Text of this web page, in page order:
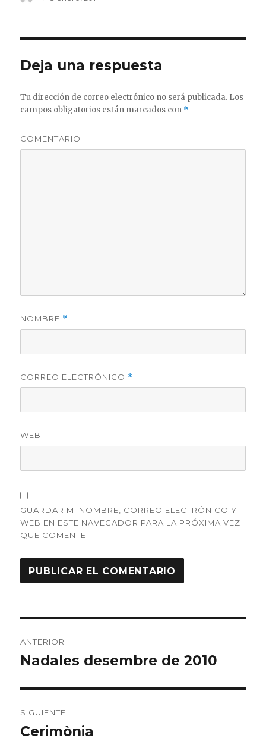
Deja una respuesta
Tu dirección de correo electrónico no será publicada. Los
campos obligatorios están marcados con *
COMENTARIO
NOMBRE *
CORREO ELECTRÓNICO *
WEB
GUARDAR MI NOMBRE, CORREO ELECTRÓNICO Y
WEB EN ESTE NAVEGADOR PARA LA PRÓXIMA VEZ
QUE COMENTE.
de
ANTERIOR
Entrada
Nadales desembre de 2010
SIGUIENTE
Entrada
Cerimònia